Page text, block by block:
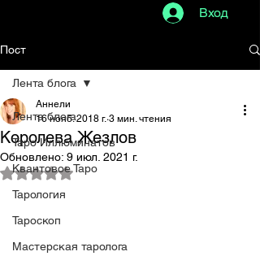
Вход
Пост
Лента блога
Таро Иллюминатов
Квантовое Таро
Тарология
Тароскоп
Мастерская таролога
Лента блога
Королева Жезлов
Аннели
16 нояб. 2018 г. 3 мин. чтения
Обновлено: 9 июл. 2021 г.
Оценка: не число из 5 звезд.